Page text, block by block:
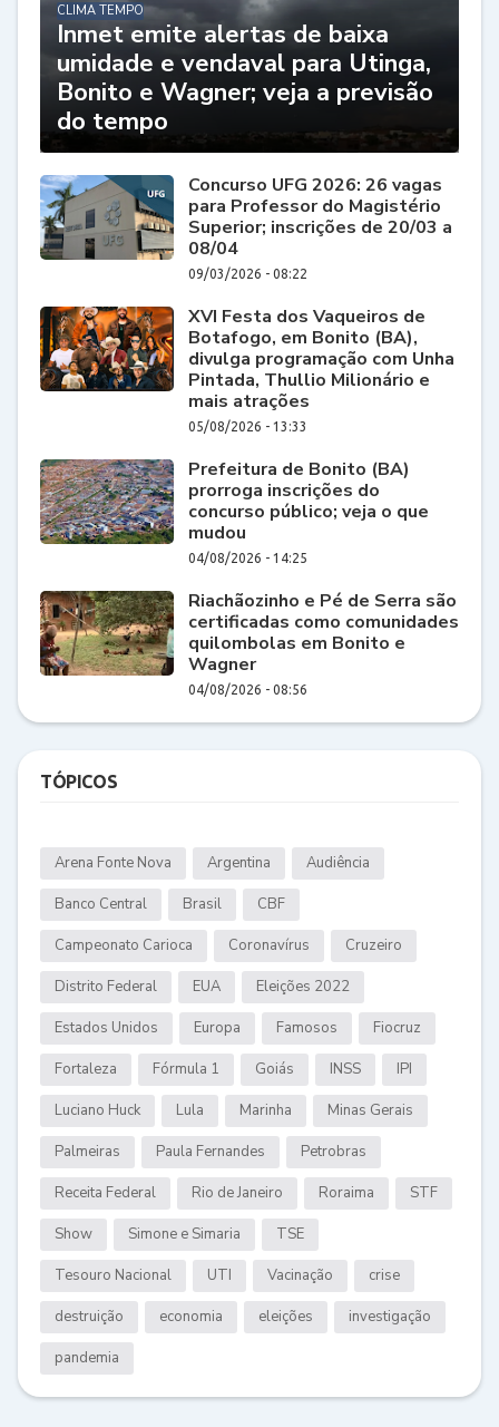
CLIMA TEMPO
Inmet emite alertas de baixa
umidade e vendaval para Utinga,
Bonito e Wagner; veja a previsão
do tempo
Concurso UFG 2026: 26 vagas
para Professor do Magistério
Superior; inscrições de 20/03 a
08/04
09/03/2026 - 08:22
XVI Festa dos Vaqueiros de
Botafogo, em Bonito (BA),
divulga programação com Unha
Pintada, Thullio Milionário e
mais atrações
05/08/2026 - 13:33
Prefeitura de Bonito (BA)
prorroga inscrições do
concurso público; veja o que
mudou
04/08/2026 - 14:25
Riachãozinho e Pé de Serra são
certificadas como comunidades
quilombolas em Bonito e
Wagner
04/08/2026 - 08:56
TÓPICOS
Arena Fonte Nova Argentina Audiência
Banco Central Brasil CBF
Campeonato Carioca Coronavírus Cruzeiro
Distrito Federal EUA Eleições 2022
Estados Unidos Europa Famosos Fiocruz
Fortaleza Fórmula 1 Goiás INSS IPI
Luciano Huck Lula Marinha Minas Gerais
Palmeiras Paula Fernandes Petrobras
Receita Federal Rio de Janeiro Roraima STF
Show Simone e Simaria TSE
Tesouro Nacional UTI Vacinação crise
destruição economia eleições investigação
pandemia